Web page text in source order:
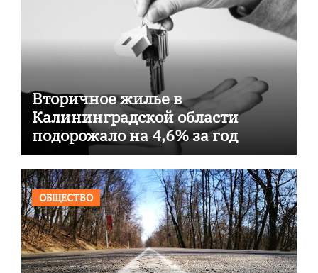
Вторичное жилье в
Калининградской области
подорожало на 4,6% за год
ОБЩЕСТВО